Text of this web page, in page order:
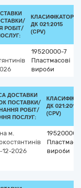
РОБІТ/
КЛАСИФІКАТОР
ДК 021:2015
(CPV)
19520000-7
Пластмасові
вироби
ДОСТАВКИ
ПОСТАВКИ/
РОБІТ/
ПОСЛУГ:
ДК 021:2015
(CPV)
м.
12-2026
19520000-
вироби